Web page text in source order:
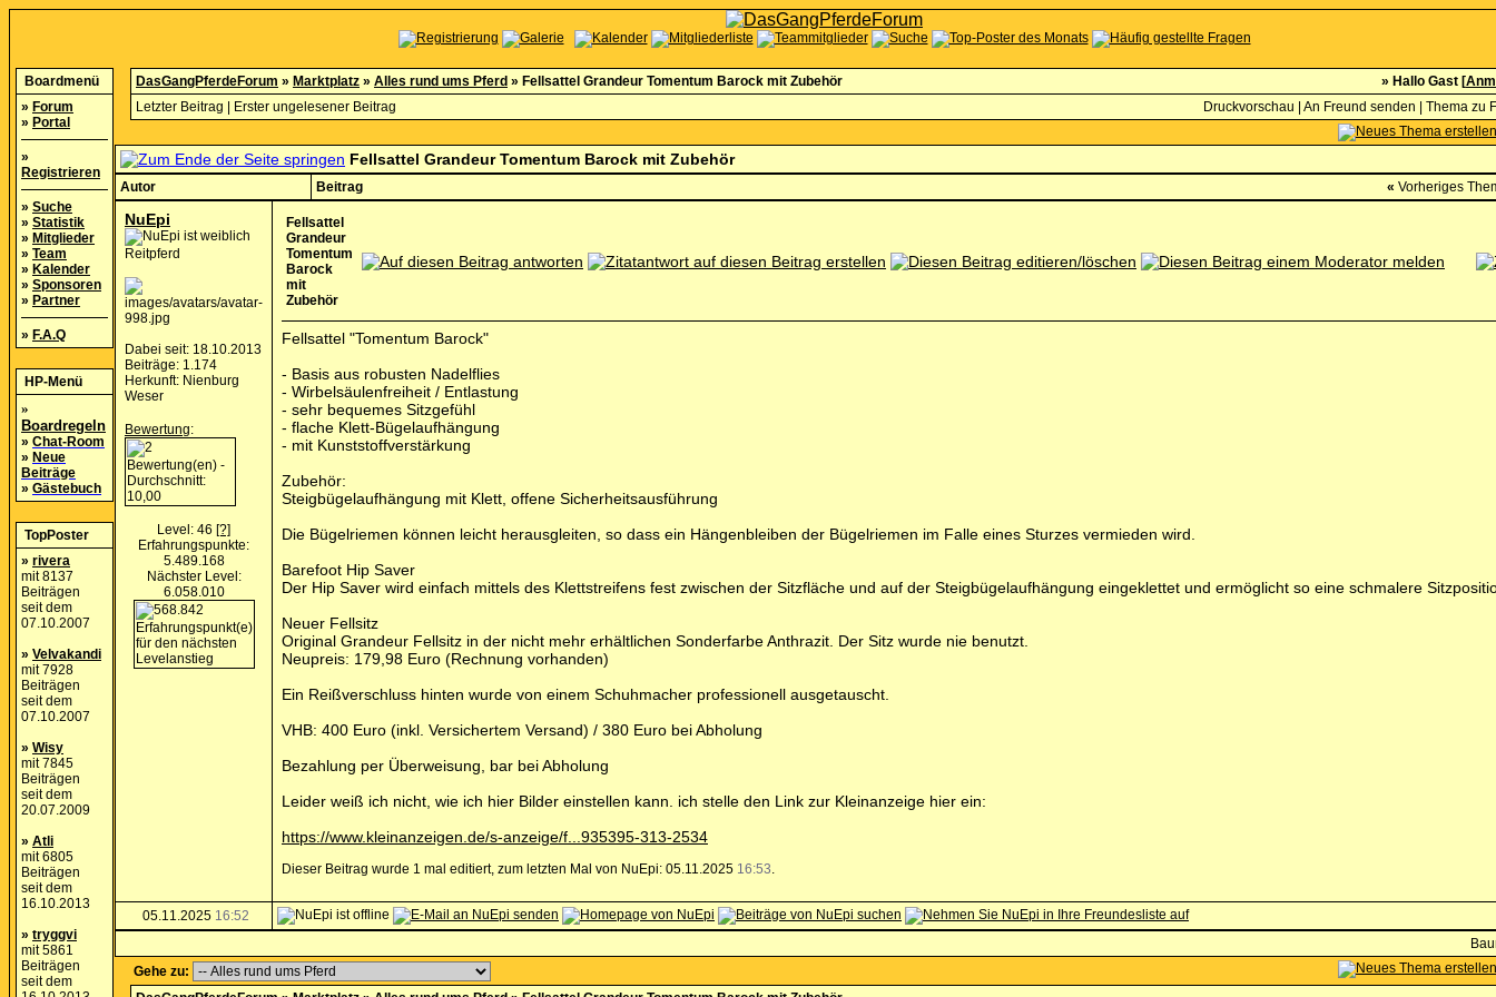
Boardmenü
» Forum
» Portal
»
Registrieren
» Suche
» Statistik
» Mitglieder
» Team
» Kalender
» Sponsoren
» Partner
» F.A.Q
HP-Menü
»
Boardregeln
» Chat-Room
» Neue
Beiträge
» Gästebuch
TopPoster
» rivera
mit 8137
Beiträgen
seit dem
07.10.2007
» Velvakandi
mit 7928
Beiträgen
seit dem
07.10.2007
» Wisy
mit 7845
Beiträgen
seit dem
20.07.2009
» Atli
mit 6805
Beiträgen
seit dem
16.10.2013
» tryggvi
mit 5861
Beiträgen
seit dem
DasGangPferdeForum » Marktplatz » Alles rund ums Pferd » Fellsattel Grandeur Tomentum Barock mit Zubehör » Hallo Gast [
Letzter Beitrag
Erster ungelesener Beitrag Druckvorschau An Freund senden Thema zu
Fellsattel Grandeur Tomentum Barock mit Zubehör
Autor Beitrag « Vorheriges
NuEpi
Reitpferd
Dabei seit: 18.10.2013
Beiträge: 1.174
Herkunft: Nienburg
Weser
Bewertung:
Level: 46 [?]
Erfahrungspunkte:
5.489.168
Nächster Level:
6.058.010
Fellsattel
Grandeur
Tomentum
Barock
mit
Zubehör
Fellsattel "Tomentum Barock"
- Basis aus robusten Nadelflies
- Wirbelsäulenfreiheit / Entlastung
- sehr bequemes Sitzgefühl
- flache Klett-Bügelaufhängung
- mit Kunststoffverstärkung
Zubehör:
Steigbügelaufhängung mit Klett, offene Sicherheitsausführung
Die Bügelriemen können leicht herausgleiten, so dass ein Hängenbleiben der Bügelriemen im Falle eines Sturzes vermieden wird.
Barefoot Hip Saver
Der Hip Saver wird einfach mittels des Klettstreifens fest zwischen der Sitzfläche und auf der Steigbügelaufhängung eingeklettet und ermöglicht so eine schmalere
Neuer Fellsitz
Original Grandeur Fellsitz in der nicht mehr erhältlichen Sonderfarbe Anthrazit. Der Sitz wurde nie benutzt.
Neupreis: 179,98 Euro (Rechnung vorhanden)
Ein Reißverschluss hinten wurde von einem Schuhmacher professionell ausgetauscht.
VHB: 400 Euro (inkl. Versichertem Versand) / 380 Euro bei Abholung
Bezahlung per Überweisung, bar bei Abholung
Leider weiß ich nicht, wie ich hier Bilder einstellen kann. ich stelle den Link zur Kleinanzeige hier ein:
https://www.kleinanzeigen.de/s-anzeige/f...935395-313-2534
Dieser Beitrag wurde 1 mal editiert, zum letzten Mal von NuEpi: 05.11.2025 16:53.
05.11.2025 16:52
Gehe zu: